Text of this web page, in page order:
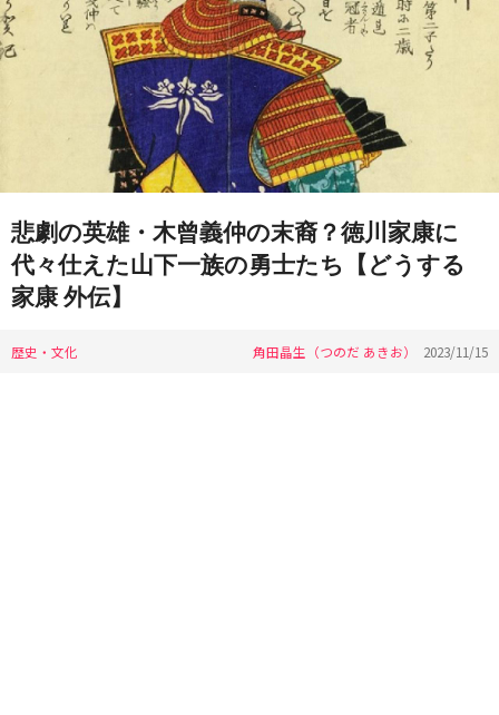
悲劇の英雄・木曾義仲の末裔？徳川家康に
代々仕えた山下一族の勇士たち【どうする
家康 外伝】
歴史・文化 角田晶生（つのだ あきお） 2023/11/15